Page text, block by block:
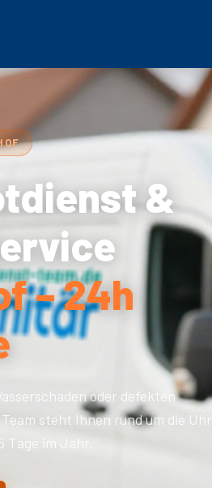
&
– 24h
oder defekten
steht Ihnen rund um die Uhr
Tage im Jahr.